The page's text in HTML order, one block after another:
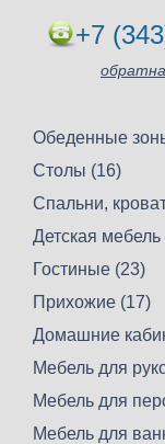
+7
Обеденные
Столы (16)
Спальни,
Детская мебель
Гостиные (23)
Прихожие (17)
Домашние
Мебель для
Мебель для
Мебель для